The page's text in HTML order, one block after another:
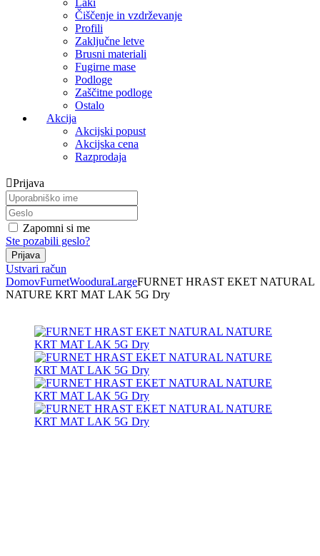
Laki
Čiščenje in vzdrževanje
Profili
Zaključne letve
Brusni materiali
Fugirne mase
Podloge
Zaščitne podloge
Ostalo
Akcija
Akcijski popust
Akcijska cena
Razprodaja
Prijava
Zapomni si me
Ste pozabili geslo?
Ustvari račun
DomovFurnetWooduraLargeFURNET HRAST EKET NATURAL
NATURE KRT MAT LAK 5G Dry